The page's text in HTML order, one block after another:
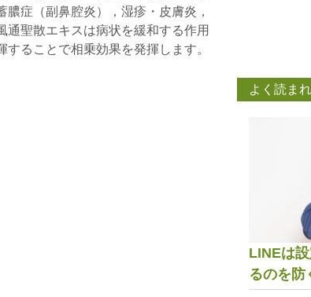
症（副鼻腔炎），湿疹・皮膚炎，
通聖散エキスは病状を緩和する作用
ることで相乗効果を発揮します。
よく読ま
LINEは
るのを防